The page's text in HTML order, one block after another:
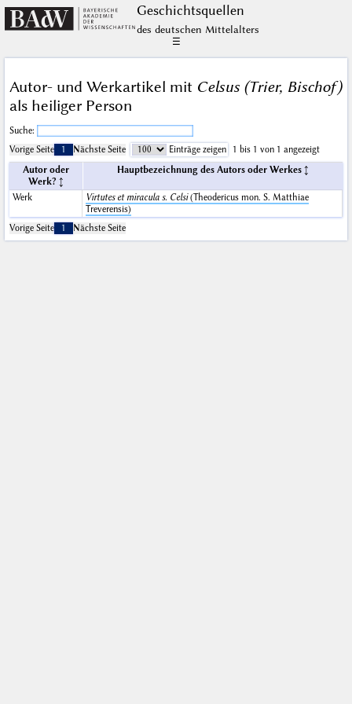
Geschichts­quellen
des deutschen Mittelalters
☰
Autor- und Werkartikel mit Celsus (Trier, Bischof)
als heiliger Person
Suche:
Vorige Seite
1 Nächste Seite Einträge zeigen
1 bis 1 von 1 angezeigt
Autor oder
Werk?
Hauptbezeichnung des Autors oder Werkes
Werk Virtutes et miracula s. Celsi(Theodericus mon. S. Matthiae
Treverensis)
Vorige Seite
1 Nächste Seite